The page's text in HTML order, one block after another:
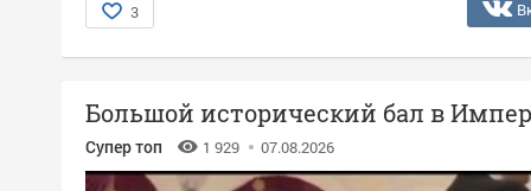
3
Большой исторический бал в
Супер топ 1 929 07.08.2026